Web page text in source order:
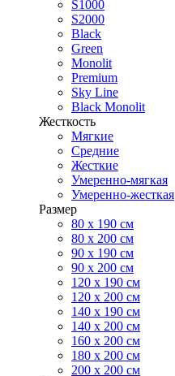
S1000
S2000
Black
Green
Monolit
Premium
Sky Line
Black Monolit
Жесткость
Мягкие
Средние
Жесткие
Умеренно-мягкая
Умеренно-жесткая
Размер
80 х 190 см
80 х 200 см
90 х 190 см
90 х 200 см
120 х 190 см
120 х 200 см
140 х 190 см
140 х 200 см
160 х 200 см
180 х 200 см
200 х 200 см